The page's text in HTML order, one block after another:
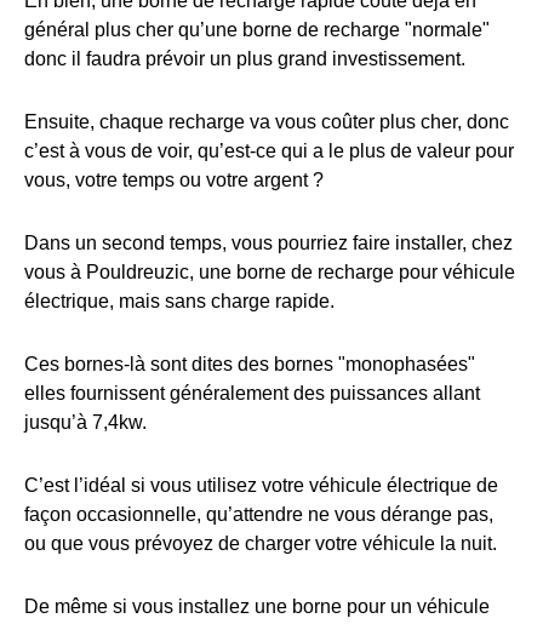
général plus cher qu’une borne de recharge "normale"
donc il faudra prévoir un plus grand investissement.
Ensuite, chaque recharge va vous coûter plus cher, donc
c’est à vous de voir, qu’est-ce qui a le plus de valeur pour
vous, votre temps ou votre argent ?
Dans un second temps, vous pourriez faire installer, chez
vous à Pouldreuzic, une borne de recharge pour véhicule
électrique, mais sans charge rapide.
Ces bornes-là sont dites des bornes "monophasées"
elles fournissent généralement des puissances allant
jusqu’à 7,4kw.
C’est l’idéal si vous utilisez votre véhicule électrique de
façon occasionnelle, qu’attendre ne vous dérange pas,
ou que vous prévoyez de charger votre véhicule la nuit.
De même si vous installez une borne pour un véhicule